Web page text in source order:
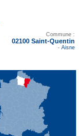
Commune :
02100 Saint-Quentin
- Aisne